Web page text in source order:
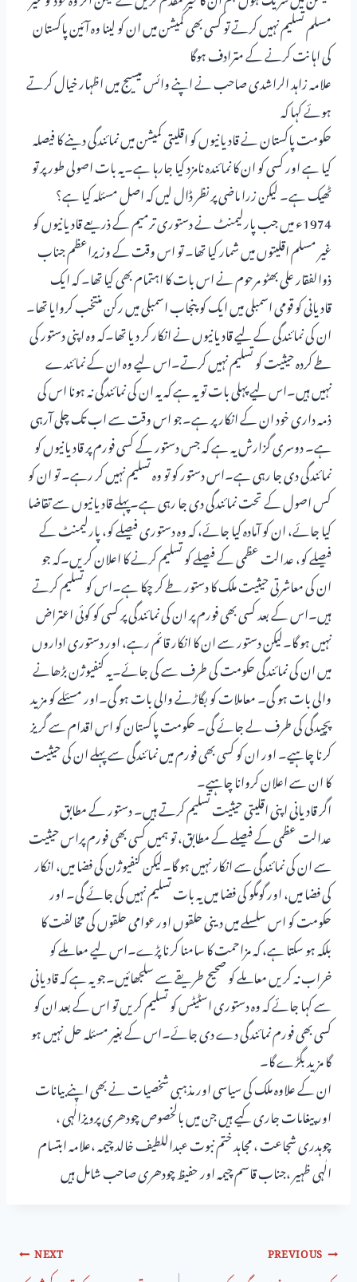
مسلم تسلیم نہیں کرتے تو کسی بھی کمیشن میں ان کو لینا وہ آئین پاکستان
کی اہانت کرنے کے مترادف ہوگا
علامہ زاہد الراشدی صاحب نے اپنے وائس میسیج میں اظہار خیال کرتے
ہوئے کہا کہ
حکومت پاکستان نے قادیانیوں کو اقلیتی کمیشن میں نمائندگی دینے کا فیصلہ
کیا ہے اور کسی کو ان کا نمائندہ نامزد کیا جارہا ہے۔یہ بات اصولی طور پر تو
ٹھیک ہے۔ لیکن زرا ماضی پر نظر ڈال لیں کہ اصل مسئلہ کیا ہے؟
1974ء میں جب پارلیمنٹ نے دستوری ترمیم کے ذریعے قادیانیوں کو
غیر مسلم اقلیتوں میں شمار کیا تھا۔ تو اس وقت کے وزیراعظم جناب
ذوالفقار علی بھٹو مرحوم نے اس بات کا اہتمام بھی کیا تھا۔ کہ ایک
قادیانی کو قومی اسمبلی میں ایک کو پنجاب اسمبلی میں رکن منتخب کروایا تھا۔
ان کی نمائندگی کے لیے قادیانیوں نے انکار کر دیا تھا۔کہ وہ اپنی دستور کی
طے کردہ حیثیت کو تسلیم نہیں کرتے۔اس لیے وہ ان کے نمائندے
نہیں ہیں۔اس لیے پہلی بات تو یہ ہے کہ یہ ان کی نمائندگی نہ ہونا اس کی
ذمہ داری خود ان کے انکار پر ہے۔جو اس وقت سے اب تک چلی آرہی
ہے۔ دوسری گزارش یہ ہے کہ جس دستور کے کسی فورم پر قادیانیوں کو
نمائندگی دی جا رہی ہے۔اس دستور کو تو وہ تسلیم نہیں کر رہے۔ تو ان کو
کس اصول کے تحت نمائندگی دی جا رہی ہے۔پہلے قادیانیوں سے تقاضا
کیا جائے، ان کو آمادہ کیا جائے، کہ وہ دستوری فیصلے کو، پارلیمنٹ کے
فیصلے کو، عدالت عظمی کے فیصلے کو تسلیم کرنے کا اعلان کریں۔کہ جو
ان کی معاشرتی حیثیت ملک کا دستور طے کر چکا ہے۔اس کو تسلیم کرتے
ہیں۔اس کے بعد کسی بھی فورم پر ان کی نمائندگی پر کسی کو کوئی اعتراض
نہیں ہو گا۔لیکن دستور سے ان کا انکار قائم رہے، اور دستوری اداروں
میں ان کی نمائندگی حکومت کی طرف سے کی جائے۔یہ کنفیوژن بڑھانے
والی بات ہو گی۔ معاملات کو بگاڑنے والی بات ہو گی۔اور مسئلے کو مزید
پچیدگی کی طرف لے جائے گی۔ حکومت پاکستان کو اس اقدام سے گریز
کرنا چاہیے۔ اور ان کو کسی بھی فورم میں نمائندگی سے پہلے ان کی حیثیت
کا ان سے اعلان کروانا چاہیے۔
اگر قادیانی اپنی اقلیتی حیثیت تسلیم کرتے ہیں۔ دستور کے مطابق
عدالت عظمی کے فیصلے کے مطابق، تو ہمیں کسی بھی فورم پراس حیثیت
سے ان کی نمائندگی سے انکار نہیں ہو گا۔لیکن کنفیوژن کی فضا میں، انکار
کی فضا میں، اور گومگو کی فضا میں یہ بات تسلیم نہیں کی جائے گی۔ اور
حکومت کو اس سلسلے میں دینی حلقوں اور عوامی حلقوں کی مخالفت کا
بلکہ ہو سکتا ہے، کہ مزاحمت کا سامنا کرنا پڑے۔اس لیے معاملے کو
خراب نہ کریں معاملے کو صحیح طریقے سے سلجھائیں۔جو یہ ہے کہ قادیانی
سے کہا جائے کہ وہ دستوری اسٹیٹس کو تسلیم کریں تو اس کے بعد ان کو
کسی بھی فورم نمائندگی دے دی جائے۔اس کے بغیر مسئلہ حل نہیں ہو
گا مزید بگڑے گا۔
ان کے علاوہ ملک کی سیاسی اور مذہبی شخصیات نے بھی اپنے بیانات
اور پیغامات جاری کیے ہیں جن میں بالخصوص چودھری پرویزالٰہی ،
چوہدری شجاعت ، مجاہد ختم نبوت عبداللطیف خالد چیمہ ،علامہ ابتسام
الٰہی ظہیر ،جناب قاسم چیمہ اور حفیظ چودھری صاحب شامل ہیں
PREVIOUS
NEXT